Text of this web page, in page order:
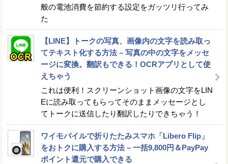
般の電池消費を節約する設定をガッツリ行ってみ
た
【LINE】トークの写真、画像内の文字を読み取っ
てテキスト化する方法 – 写真の中の文字をメッセ
ージに変換。翻訳もできる！OCRアプリとして使
えちゃう
これは便利！スクリーンショット画像の文字をLIN
Eに読み取ってもらってそのままメッセージとし
てトークに送信したり翻訳したりできちゃう！
ワイモバイルで折りたたみスマホ「Libero Flip」
をおトクに購入する方法 – 一括9,800円＆PayPay
ポイント還元で購入できる